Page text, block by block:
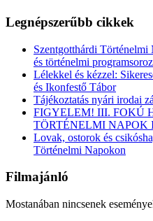
Legnépszerűbb cikkek
Szentgotthárdi
és történelmi
Lélekkel és kézzel:
és Ikonfestő Tábor
Tájékoztatás nyári irodai
FIGYELEM! III. FOKÚ
TÖRTÉNELMI NAPOK
Lovak, ostorok és
Történelmi Napokon
Filmajánló
Mostanában nincsenek